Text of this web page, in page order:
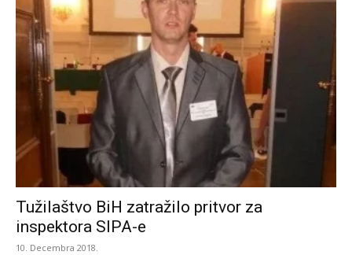
Tužilaštvo BiH zatražilo pritvor za
inspektora SIPA-e
10. Decembra 2018.